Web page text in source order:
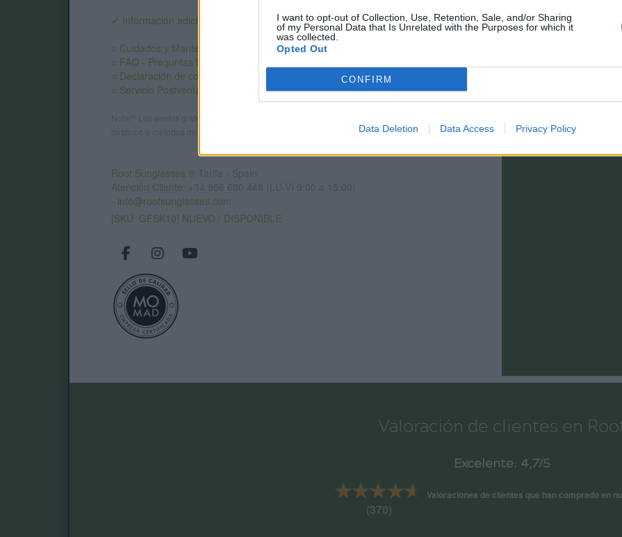
I want to opt-out of Collection, Use, Retention, Sale, and/or Sharing
of my Personal Data that Is Unrelated with the Purposes for which it
was collected.
Opted Out
CONFIRM
Data Deletion Data Access Privacy Policy
✔ Información adicional:
Cuidados y Mantenimiento
FAQ - Preguntas frecuentes
Declaración de conformidad CE
Servicio Postventa
destinos o métodos de envío. Introduce el destino en el paso 2 de la cesta para más información
Root Sunglasses ®
info@rootsunglasses.com
SKU: GFSK10 NUEVO DISPONIBLE
Valoración de clientes en
Excelente: 4,7/5
★★★★★
★★★★★
(370)
Valoraciones de clientes que han comprado en